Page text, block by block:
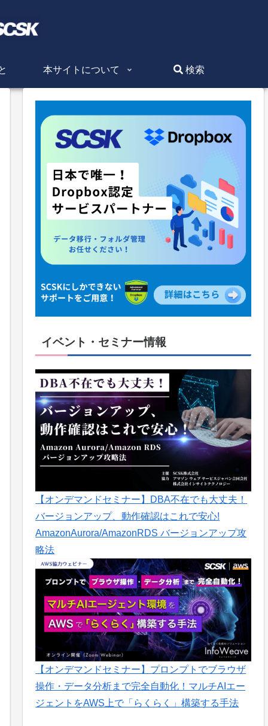
本サイトについて 検索
イベント・セミナー情報
【オンデマンドセミナー】DBA不在でも大丈夫！
バージョンアップ、動作確認はこれで安心!
AmazonAurora/AmazonRDS バージョンアップ攻
略法
【オンデマンドセミナー】プロンプトでブラウザ
操作・データ分析まで完全自動化！マルチAIエー
ジェントをAWS上で「らくらく」構築する手法